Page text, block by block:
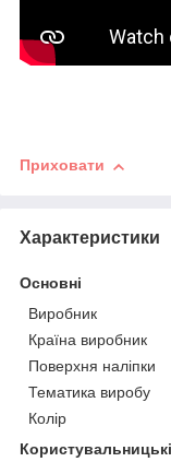
Приховати
Характеристики
Основні
Виробник
Країна виробник
Поверхня наліпки
Тематика виробу
Колір